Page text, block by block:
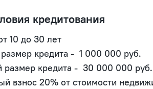
кредитования
10 до 30 лет
кредита -  1 000 000 руб.
размер кредита -  30 000 000